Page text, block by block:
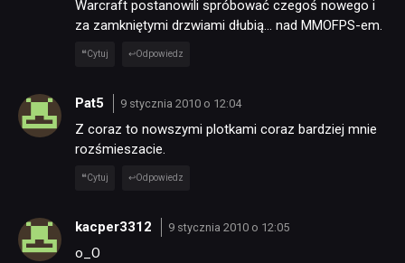
Warcraft postanowili spróbować czegoś nowego i
za zamkniętymi drzwiami dłubią… nad MMOFPS-em.
Cytuj Odpowiedz
Pat5 9 stycznia 2010 o 12:04
Z coraz to nowszymi plotkami coraz bardziej mnie
rozśmieszacie.
Cytuj Odpowiedz
kacper3312 9 stycznia 2010 o 12:05
o_O